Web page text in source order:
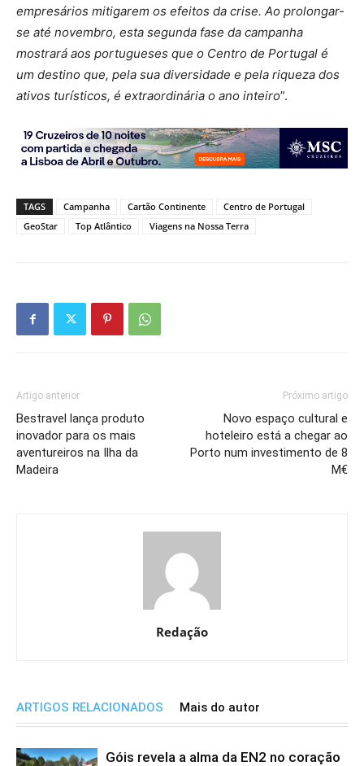
empresários mitigarem os efeitos da crise. Ao prolongar-
se até novembro, esta segunda fase da campanha
mostrará aos portugueses que o Centro de Portugal é
um destino que, pela sua diversidade e pela riqueza dos
ativos turísticos, é extraordinária o ano inteiro”.
TAGS Campanha Cartão Continente
Centro de Portugal
GeoStar
Top Atlântico Viagens na Nossa Terra
Artigo anterior
Bestravel lança produto
inovador para os mais
aventureiros na Ilha da
Madeira
Próximo artigo
Novo espaço cultural e
hoteleiro está a chegar ao
Porto num investimento de 8
M€
Redação
ARTIGOS RELACIONADOS Mais do autor
Góis revela a alma da EN2 no coração